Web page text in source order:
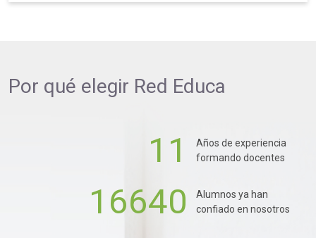
Por qué elegir Red Educa
11
Años de experiencia
formando docentes
16640
Alumnos ya han
confiado en nosotros